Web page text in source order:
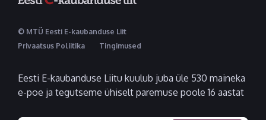
© MTÜ Eesti E-kaubanduse Liit
Privaatsus Poliitika
Tingimused
Eesti E-kaubanduse Liitu kuulub juba üle 530 maineka
e-poe ja tegutseme ühiselt paremuse poole 16 aastat